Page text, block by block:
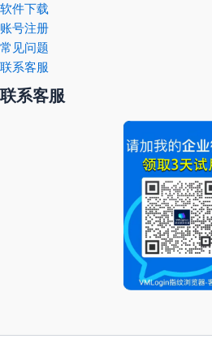
软件下载
账号注册
常见问题
联系客服
联系客服